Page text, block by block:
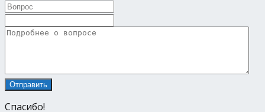
Спасибо!